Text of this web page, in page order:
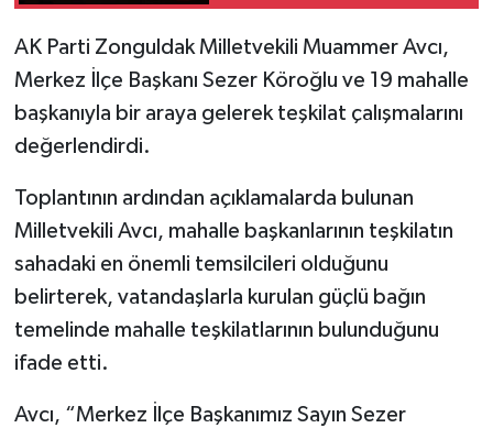
AK Parti Zonguldak Milletvekili Muammer Avcı,
Merkez İlçe Başkanı Sezer Köroğlu ve 19 mahalle
başkanıyla bir araya gelerek teşkilat çalışmalarını
değerlendirdi.
Toplantının ardından açıklamalarda bulunan
Milletvekili Avcı, mahalle başkanlarının teşkilatın
sahadaki en önemli temsilcileri olduğunu
belirterek, vatandaşlarla kurulan güçlü bağın
temelinde mahalle teşkilatlarının bulunduğunu
ifade etti.
Avcı, “Merkez İlçe Başkanımız Sayın Sezer